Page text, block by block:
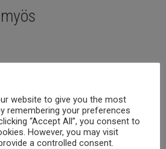
website to give you the most
remembering your preferences
“Accept All”, you consent to
However, you may visit
a controlled consent.